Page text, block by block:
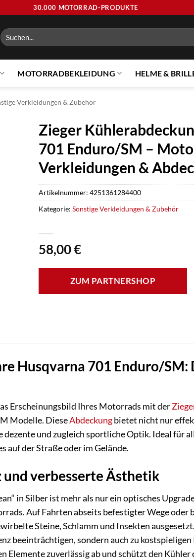
30.000 MOTORRAD-PRODUKTE
Suchen
nach:
MOTORRADBEKLEIDUNG HELME &
Verkleidungen & Zubehör
Zieger
701 Enduro/SM –
Verkleidungen &
58,00€
ZUM PARTNERSHOP
Artikelnummer: 4251361284400
Kategorie: Sonstige Verkleidungen & Zubehör
Husqvarna 701 Enduro/
Erscheinungsbild Ihres Motorrads mit der
Modelle. DieseAbdeckungbietet nicht nur
und zugleich sportliche Optik. Ideal für
auf der Straße oder im Gelände.
und verbesserte Ästhetik
in Silber ist mehr als nur ein optisches
Auf Fahrten abseits befestigter Wege oder
Steine, Schlamm und Insekten
beeinträchtigen, sondern auch zu
Elemente zuverlässig ab und schützt den